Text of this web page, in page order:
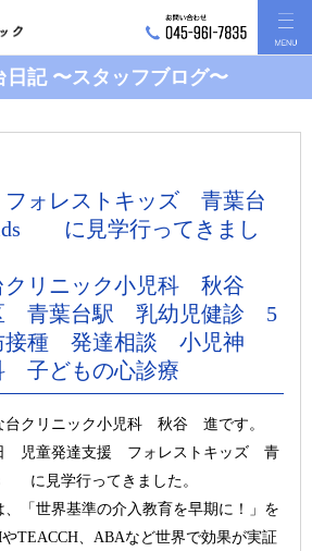
日記 〜スタッフブログ〜
ォレストキッズ 青葉台
に見学行ってきまし
。
リニック小児科 秋谷
葉台駅 乳幼児健診 5
接種 発達相談 小児神
子どもの心診療
クリニック小児科 秋谷 進です。
日 児童発達支援 フォレストキッズ 青
に見学行ってきました。
「世界基準の介入教育を早期に！」を
TEACCH、ABAなど世界で効果が実証